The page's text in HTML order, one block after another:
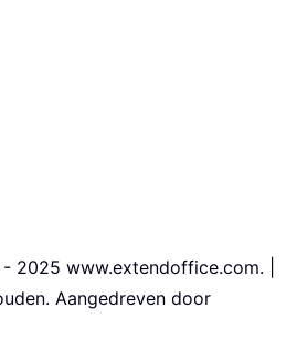
2025 www.extendoffice.com. |
Aangedreven door